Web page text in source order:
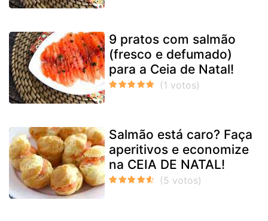
9 pratos com salmão
(fresco e defumado)
para a Ceia de Natal!
Salmão está caro? Faça
aperitivos e economize
na CEIA DE NATAL!